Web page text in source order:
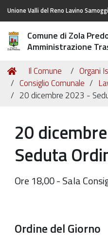
Unione Valli del Reno Lavino
Comune di Zola
Amministrazione
Tu
sei
qui:
Home
Il Comune
Organi
Consiglio Comunale
20 dicembre 2023 -
20
Seduta
Ore 18,00 - Sala
Ordine del Giorno